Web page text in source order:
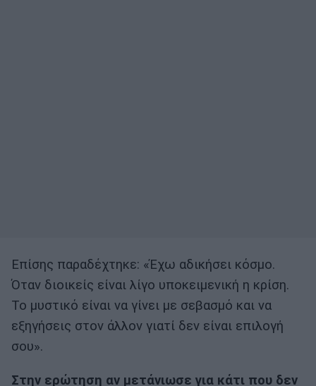
Επίσης παραδέχτηκε: «Έχω αδικήσει κόσμο.
Όταν διοικείς είναι λίγο υποκειμενική η κρίση.
Το μυστικό είναι να γίνει με σεβασμό και να
εξηγήσεις στον άλλον γιατί δεν είναι επιλογή
σου».
Στην ερώτηση αν μετάνιωσε για κάτι που δεν